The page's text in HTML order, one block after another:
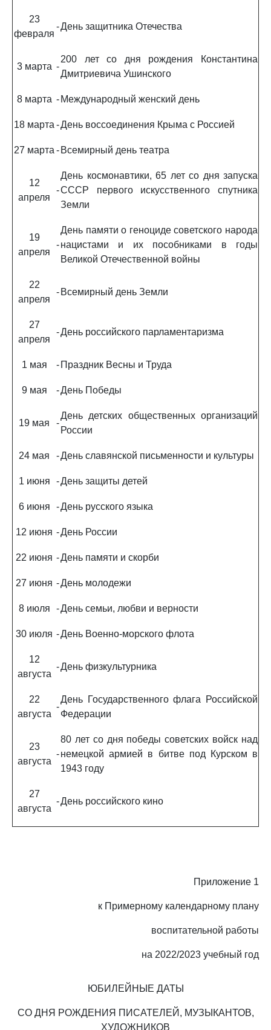
23
февраля
-День защитника Отечества
3 марта -
200 лет со дня рождения Константина
Дмитриевича Ушинского
8 марта - Международный женский день
18 марта -День воссоединения Крыма с Россией
27 марта - Всемирный день театра
12
апреля
-
День космонавтики, 65 лет со дня запуска
СССР первого искусственного спутника
Земли
19
апреля
-
День памяти о геноциде советского народа
нацистами и их пособниками в годы
Великой Отечественной войны
22
апреля
- Всемирный день Земли
27
апреля
-День российского парламентаризма
1 мая - Праздник Весны и Труда
9 мая -День Победы
19 мая -
День детских общественных организаций
России
24 мая -День славянской письменности и культуры
1 июня -День защиты детей
6 июня -День русского языка
12 июня -День России
22 июня -День памяти и скорби
27 июня -День молодежи
8 июля -День семьи, любви и верности
30 июля -День Военно-морского флота
12
августа
-День физкультурника
22
августа
-
День Государственного флага Российской
Федерации
23
августа
-
80 лет со дня победы советских войск над
немецкой армией в битве под Курском в
1943 году
27
августа
-День российского кино
Приложение 1
к Примерному календарному плану
воспитательной работы
на 2022/2023 учебный год
ЮБИЛЕЙНЫЕ ДАТЫ
СО ДНЯ РОЖДЕНИЯ ПИСАТЕЛЕЙ, МУЗЫКАНТОВ,
ХУДОЖНИКОВ